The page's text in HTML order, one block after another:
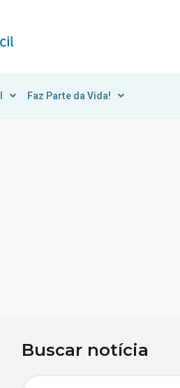
Faz Parte da Vida!
Buscar notícia